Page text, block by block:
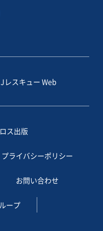
Jレスキュー Web
ス出版
プライバシーポリシー
お問い合わせ
ープ